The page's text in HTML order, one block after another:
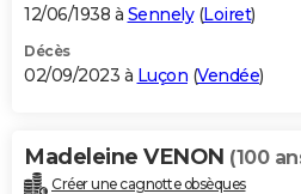
12/06/1938 à Sennely(Loiret)
Décès
02/09/2023 à Luçon (Vendée)
Madeleine VENON (100
Créer une cagnotte obsèques